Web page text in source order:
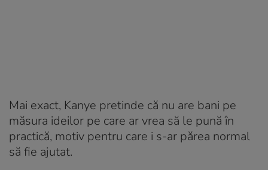
Mai exact, Kanye pretinde că nu are bani pe
măsura ideilor pe care ar vrea să le pună în
practică, motiv pentru care i s-ar părea normal
să fie ajutat.